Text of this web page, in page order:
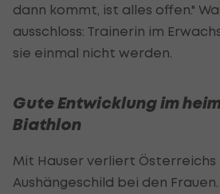
dann kommt, ist alles offen."
ausschloss: Trainerin im
sie einmal nicht werden.
Gute Entwicklung im
Biathlon
Mit Hauser verliert
Aushängeschild bei den